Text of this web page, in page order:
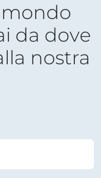
mondo
da dove
nostra